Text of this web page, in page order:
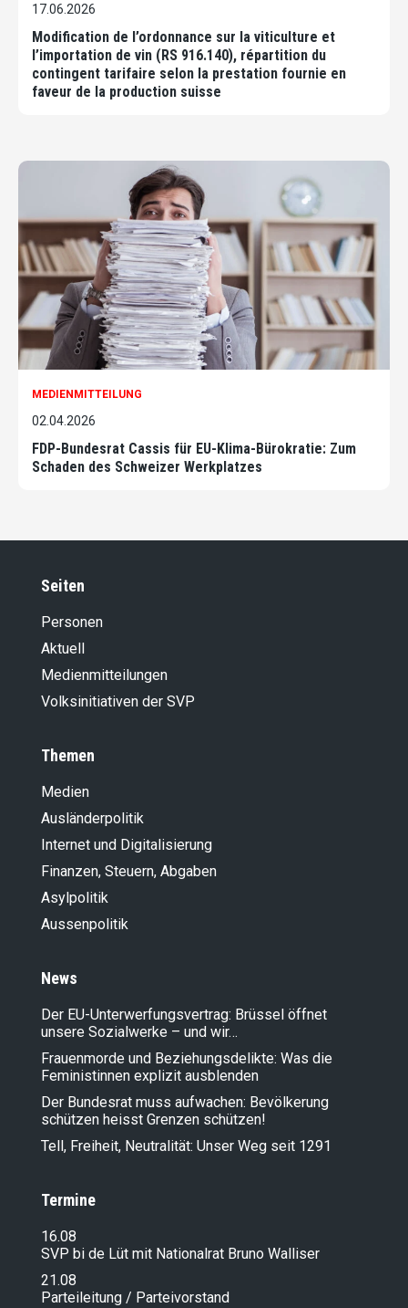
17.06.2026
Modification de l’ordonnance sur la viticulture et
l’importation de vin (RS 916.140), répartition du
contingent tarifaire selon la prestation fournie en
faveur de la production suisse
MEDIENMITTEILUNG
02.04.2026
FDP-Bundesrat Cassis für EU-Klima-Bürokratie: Zum
Schaden des Schweizer Werkplatzes
Seiten
Personen
Aktuell
Medienmitteilungen
Volksinitiativen der SVP
Themen
Medien
Ausländer­politik
Internet und Digitalisierung
Finanzen, Steuern, Abgaben
Asylpolitik
Aussenpolitik
News
Der EU-Unterwerfungsvertrag: Brüssel öffnet
unsere Sozialwerke – und wir…
Frauenmorde und Beziehungsdelikte: Was die
Feministinnen explizit ausblenden
Der Bundesrat muss aufwachen: Bevölkerung
schützen heisst Grenzen schützen!
Tell, Freiheit, Neutralität: Unser Weg seit 1291
Termine
16.08
SVP bi de Lüt mit Nationalrat Bruno Walliser
21.08
Parteileitung / Parteivorstand